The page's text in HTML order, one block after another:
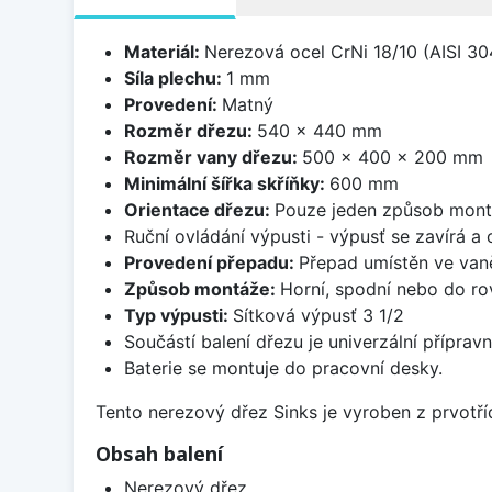
Materiál: Nerezová ocel CrNi 18/10 (AISI
Síla plechu: 1 mm
Provedení: Matný
Rozměr dřezu: 540 x 440 mm
Rozměr vany dřezu: 500 x 400 x 200 mm
Minimální šířka skříňky: 600 mm
Orientace dřezu: Pouze jeden způsob
Ruční ovládání výpusti - výpusť se zavírá a
Provedení přepadu: Přepad umístěn ve
Způsob montáže: Horní, spodní nebo do
Typ výpusti: Sítková výpusť 3 1/2
Součástí balení dřezu je univerzální
Baterie se montuje do pracovní desky.
Tento nerezový dřez Sinks je vyroben z
Obsah balení